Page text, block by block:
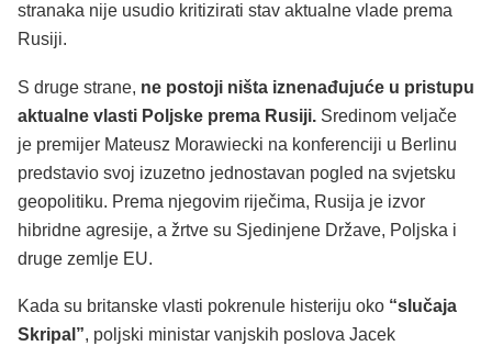
stranaka nije usudio kritizirati stav aktualne vlade prema
Rusiji.
S druge strane, ne postoji ništa iznenađujuće u pristupu
aktualne vlasti Poljske prema Rusiji. Sredinom veljače
je premijer Mateusz Morawiecki na konferenciji u Berlinu
predstavio svoj izuzetno jednostavan pogled na svjetsku
geopolitiku. Prema njegovim riječima, Rusija je izvor
hibridne agresije, a žrtve su Sjedinjene Države, Poljska i
druge zemlje EU.
Kada su britanske vlasti pokrenule histeriju oko “slučaja
Skripal”, poljski ministar vanjskih poslova Jacek